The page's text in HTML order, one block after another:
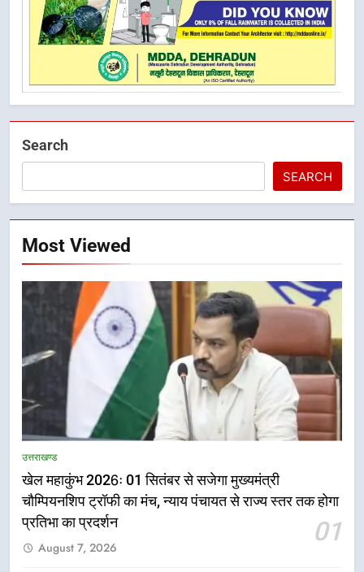
Search
SEARCH
Most Viewed
उत्तराखण्ड
खेल महाकुंभ 2026ः 01 सितंबर से सजेगा मुख्यमंत्री
चौम्पियनशिप ट्रॉफी का मंच, न्याय पंचायत से राज्य स्तर तक होगा
प्रतिभा का प्रदर्शन
01
August 7, 2026
दिल्ली-देहरादून आर्थिक कॉरिडोर से जुड़ी
का डीएम ने किया निरीक्षण; समयबद्ध एवं
गुणवत्तापूर्ण निर्माण सुनिश्चित करने के
उत्तराखण्ड
6